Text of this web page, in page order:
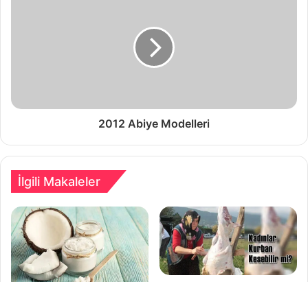
2012 Abiye Modelleri
İlgili Makaleler